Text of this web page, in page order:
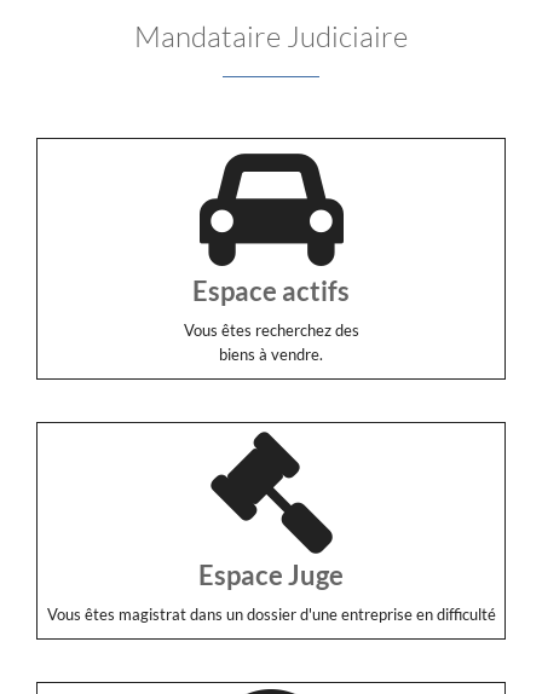
Mandataire Judiciaire
Espace actifs
Vous êtes recherchez des
biens à vendre.
Espace Juge
Vous êtes magistrat dans un dossier d'une entreprise en difficulté